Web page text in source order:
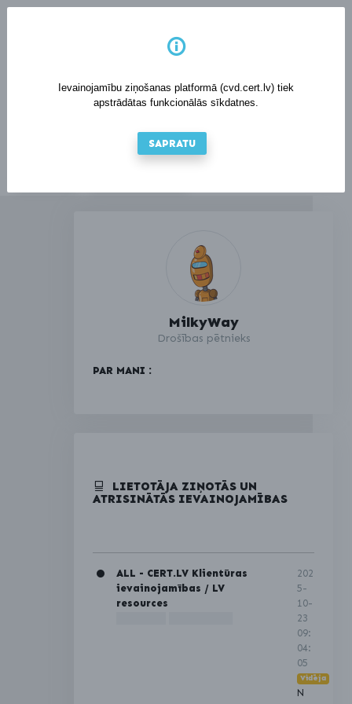
MilkyWay
Drošības pētnieks
PAR MANI :
LIETOTĀJA ZIŅOTĀS UN
ATRISINĀTĀS IEVAINOJAMĪBAS
ALL - CERT.LV Klientūras
ievainojamības / LV
resources
202
5-
10-
23
09:
04:
05
Vidēja
N
Ievainojamību ziņošanas platformā (cvd.cert.lv) tiek
apstrādātas funkcionālās sīkdatnes.
SAPRATU